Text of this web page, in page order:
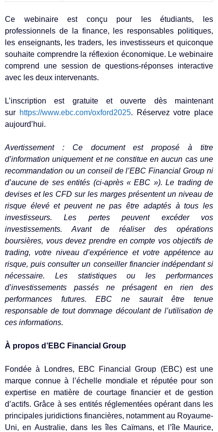
Ce webinaire est conçu pour les étudiants, les
professionnels de la finance, les responsables politiques,
les enseignants, les traders, les investisseurs et quiconque
souhaite comprendre la réflexion économique. Le webinaire
comprend une session de questions-réponses interactive
avec les deux intervenants.
L’inscription est gratuite et ouverte dès maintenant
sur https://www.ebc.com/oxford2025. Réservez votre place
aujourd’hui.
Avertissement : Ce document est proposé à titre
d’information uniquement et ne constitue en aucun cas une
recommandation ou un conseil de l’EBC Financial Group ni
d’aucune de ses entités (ci-après « EBC »). Le trading de
devises et les CFD sur les marges présentent un niveau de
risque élevé et peuvent ne pas être adaptés à tous les
investisseurs. Les pertes peuvent excéder vos
investissements. Avant de réaliser des opérations
boursières, vous devez prendre en compte vos objectifs de
trading, votre niveau d’expérience et votre appétence au
risque, puis consulter un conseiller financier indépendant si
nécessaire. Les statistiques ou les performances
d’investissements passés ne présagent en rien des
performances futures. EBC ne saurait être tenue
responsable de tout dommage découlant de l’utilisation de
ces informations.
À propos d’EBC Financial Group
Fondée à Londres, EBC Financial Group (EBC) est une
marque connue à l’échelle mondiale et réputée pour son
expertise en matière de courtage financier et de gestion
d’actifs. Grâce à ses entités réglementées opérant dans les
principales juridictions financières, notamment au Royaume-
Uni, en Australie, dans les îles Caïmans, et l’île Maurice,